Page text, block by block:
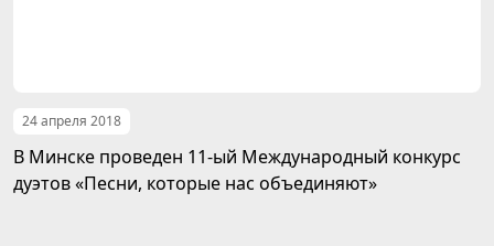
24 апреля 2018
В Минске проведен 11-ый Международный конкурс
дуэтов «Песни, которые нас объединяют»